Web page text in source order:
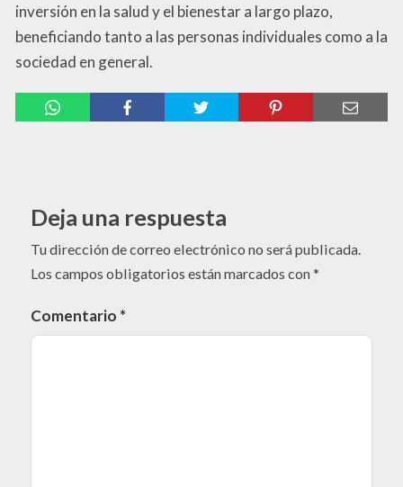
inversión en la salud y el bienestar a largo plazo,
beneficiando tanto a las personas individuales como a la
sociedad en general.
Deja una respuesta
Tu dirección de correo electrónico no será publicada.
Los campos obligatorios están marcados con*
Comentario *